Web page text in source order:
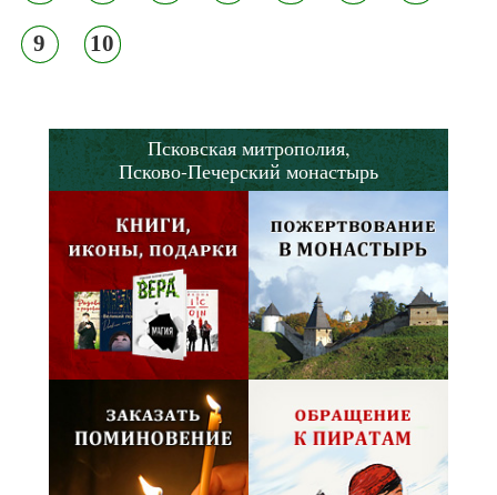
9 10
Псковская митрополия,
Псково-Печерский монастырь